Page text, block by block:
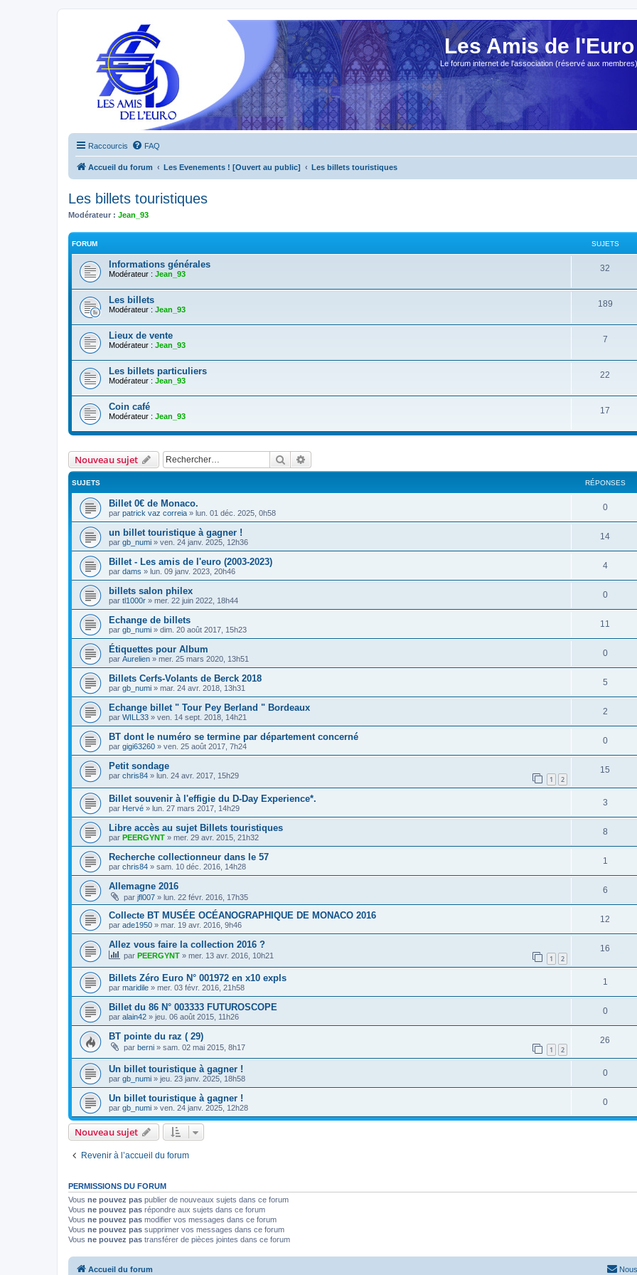
Les Amis de l'Euro
Le forum internet de l'association (réservé aux membres)
Raccourcis FAQ
Accueil du forum Les Evenements ! [Ouvert au public] Les billets touristiques
Les billets touristiques
Modérateur : Jean_93
FORUM SUJETS
Informations générales
Modérateur : Jean_93
32
Les billets
Modérateur : Jean_93
189
Lieux de vente
Modérateur : Jean_93
7
Les billets particuliers
Modérateur : Jean_93
22
Coin café
Modérateur : Jean_93
17
Nouveau sujet Rechercher
SUJETS RÉPONSES
Billet 0€ de Monaco.
par patrick vaz correia » lun. 01 déc. 2025, 0h58
0
un billet touristique à gagner !
par gb_numi » ven. 24 janv. 2025, 12h36
14
Billet - Les amis de l'euro (2003-2023)
par dams » lun. 09 janv. 2023, 20h46
4
billets salon philex
par tl1000r » mer. 22 juin 2022, 18h44
0
Echange de billets
par gb_numi » dim. 20 août 2017, 15h23
11
Étiquettes pour Album
par Aurelien » mer. 25 mars 2020, 13h51
0
Billets Cerfs-Volants de Berck 2018
par gb_numi » mar. 24 avr. 2018, 13h31
5
Echange billet " Tour Pey Berland " Bordeaux
par WILL33 » ven. 14 sept. 2018, 14h21
2
BT dont le numéro se termine par département concerné
par gigi63260 » ven. 25 août 2017, 7h24
0
Petit sondage
par chris84 » lun. 24 avr. 2017, 15h29 1 2
15
Billet souvenir à l'effigie du D-Day Experience*.
par Hervé » lun. 27 mars 2017, 14h29
3
Libre accès au sujet Billets touristiques
par PEERGYNT » mer. 29 avr. 2015, 21h32
8
Recherche collectionneur dans le 57
par chris84 » sam. 10 déc. 2016, 14h28
1
Allemagne 2016
par jfl007 » lun. 22 févr. 2016, 17h35
6
Collecte BT MUSÉE OCÉANOGRAPHIQUE DE MONACO 2016
par ade1950 » mar. 19 avr. 2016, 9h46
12
Allez vous faire la collection 2016 ?
par PEERGYNT » mer. 13 avr. 2016, 10h21 1 2
16
Billets Zéro Euro N° 001972 en x10 expls
par maridile » mer. 03 févr. 2016, 21h58
1
Billet du 86 N° 003333 FUTUROSCOPE
par alain42 » jeu. 06 août 2015, 11h26
0
BT pointe du raz ( 29)
par berni » sam. 02 mai 2015, 8h17 1 2
26
Un billet touristique à gagner !
par gb_numi » jeu. 23 janv. 2025, 18h58
0
Un billet touristique à gagner !
par gb_numi » ven. 24 janv. 2025, 12h28
0
Nouveau sujet
Revenir à l’accueil du forum
PERMISSIONS DU FORUM
Vous ne pouvez pas publier de nouveaux sujets dans ce forum
Vous ne pouvez pas répondre aux sujets dans ce forum
Vous ne pouvez pas modifier vos messages dans ce forum
Vous ne pouvez pas supprimer vos messages dans ce forum
Vous ne pouvez pas transférer de pièces jointes dans ce forum
Accueil du forum